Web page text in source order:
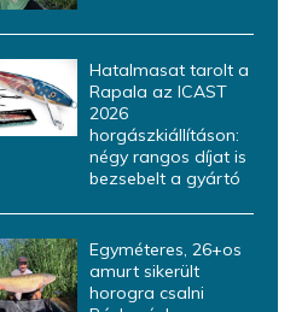
Hatalmasat tarolt a
Rapala az ICAST
2026
horgászkiállításon:
négy rangos díjat is
bezsebelt a gyártó
Egyméteres, 26+os
amurt sikerült
horogra csalni